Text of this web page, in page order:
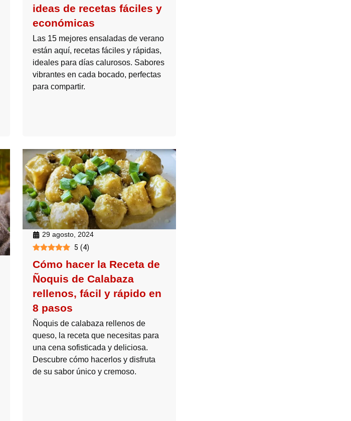
ideas de recetas fáciles y
económicas
Las 15 mejores ensaladas de verano
están aquí, recetas fáciles y rápidas,
ideales para días calurosos. Sabores
vibrantes en cada bocado, perfectas
para compartir.
29 agosto, 2024
5 (4)
Cómo hacer la Receta de
Ñoquis de Calabaza
rellenos, fácil y rápido en
8 pasos
Ñoquis de calabaza rellenos de
queso, la receta que necesitas para
una cena sofisticada y deliciosa.
Descubre cómo hacerlos y disfruta
de su sabor único y cremoso.